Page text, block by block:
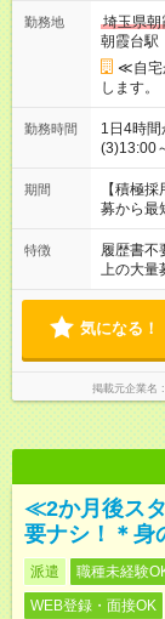
勤務地
埼玉県朝
朝霞台駅
≪自宅
します。
勤務時間
1日4時間からOK！ ■シフト例
(3)13:00～17:00 「子どもたちが学
「余裕を
はプラ
いね。 ※Wワーク希望の方へ 今ご覧のお仕事で希望する勤務時
間と、も
場合は応
期間
【積極
募から最
特徴 履歴書不
上の大量
気になる！
掲載元企業名
≪2か月後ス
要ナシ！＊身
派遣 職種未経験
WEB登録・面接OK